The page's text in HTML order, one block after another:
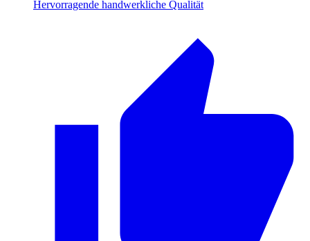
Hervorragende handwerkliche Qualität